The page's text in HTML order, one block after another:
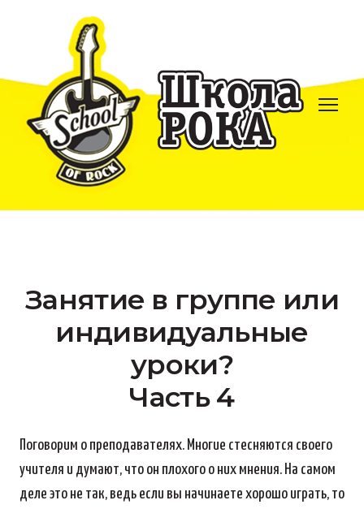
Занятие в группе или
индивидуальные
уроки?
Часть 4
Поговорим о преподавателях. Многие стесняются своего
учителя и думают, что он плохого о них мнения. На самом
деле это не так, ведь если вы начинаете хорошо играть, то